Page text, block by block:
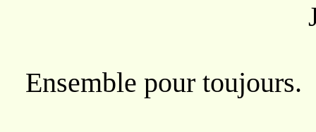
Ensemble pour toujours.